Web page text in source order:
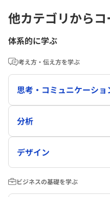
他カテゴリから
体系的に学ぶ
考え方・伝え方を学ぶ
思考・コミュニケーショ
分析
デザイン
ビジネスの基礎を学ぶ